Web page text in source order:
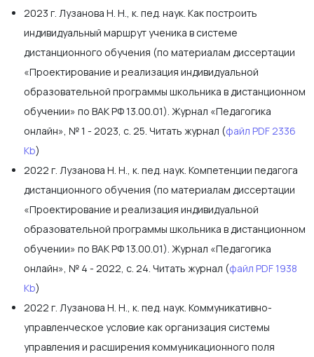
2023 г. Лузанова Н. Н., к. пед. наук. Как построить
индивидуальный маршрут ученика в системе
дистанционного обучения (по материалам диссертации
«Проектирование и реализация индивидуальной
образовательной программы школьника в дистанционном
обучении» по ВАК РФ 13.00.01). Журнал «Педагогика
онлайн», № 1 - 2023, с. 25. Читать журнал (файл PDF 2336
Kb)
2022 г. Лузанова Н. Н., к. пед. наук. Компетенции педагога
дистанционного обучения (по материалам диссертации
«Проектирование и реализация индивидуальной
образовательной программы школьника в дистанционном
обучении» по ВАК РФ 13.00.01). Журнал «Педагогика
онлайн», № 4 - 2022, с. 24. Читать журнал (файл PDF 1938
Kb)
2022 г. Лузанова Н. Н., к. пед. наук. Коммуникативно-
управленческое условие как организация системы
управления и расширения коммуникационного поля